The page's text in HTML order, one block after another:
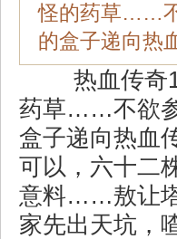
怪的药草……
的盒子递向热
热血传奇
药草……不欲
盒子递向热血
可以，六十二
意料……敖让
家先出天坑，